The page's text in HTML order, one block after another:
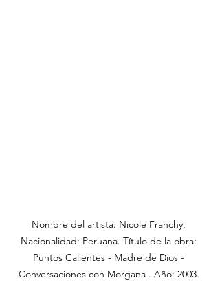
Nombre del artista: Nicole Franchy.
Nacionalidad: Peruana. Título de la obra:
Puntos Calientes - Madre de Dios -
Conversaciones con Morgana . Año: 2003.